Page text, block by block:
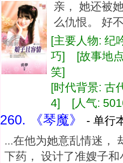
亲， 她还被
么仇恨。 好
[主要人物: 纪
巧] [故事地
笑]
[时代背景:
4] [人气:
260. 《琴魔》
- 单行
...在他为她意乱情迷，
下药， 设计了准嫂子